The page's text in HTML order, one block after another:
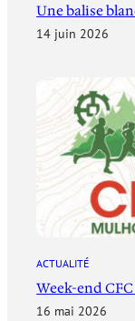
Une balise
14 juin 2026
ACTUALITÉ
Week-end CFC
16 mai 2026